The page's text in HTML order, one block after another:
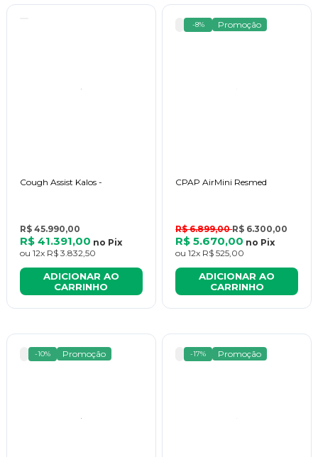
Cough Assist Kalos -
R$ 45.990,00
R$ 41.391,00 no Pix
ou 12x R$ 3.832,50
ADICIONAR AO
CARRINHO
-8% Promoção
CPAP AirMini Resmed
R$ 6.899,00R$ 6.300,00
R$ 5.670,00 no Pix
ou 12x R$ 525,00
ADICIONAR AO
CARRINHO
-10% Promoção -17% Promoção